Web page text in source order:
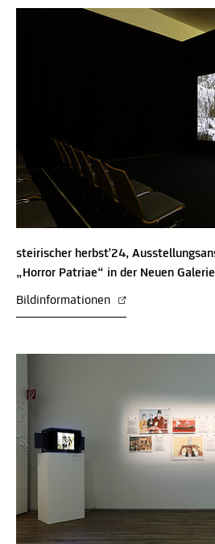
steirischer herbst'24,
„Horror Patriae“ in der Neuen
Bildinformationen